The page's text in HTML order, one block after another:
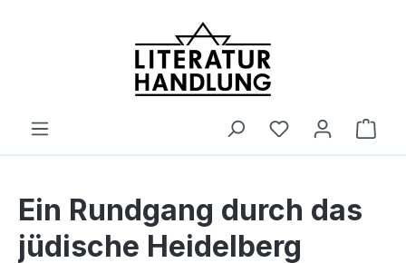
Ein Rundgang durch das
jüdische Heidelberg